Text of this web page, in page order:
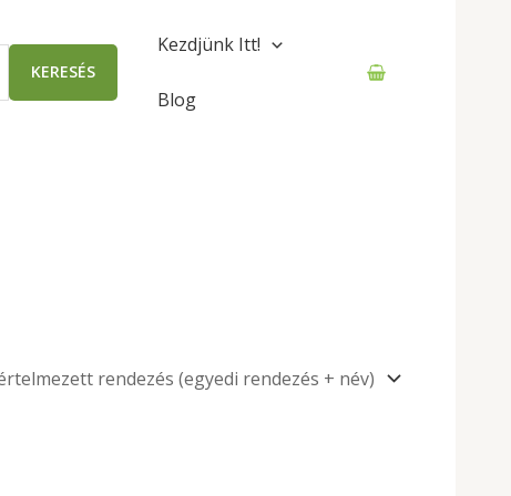
KERESÉS
Kezdjünk Itt!
Blog